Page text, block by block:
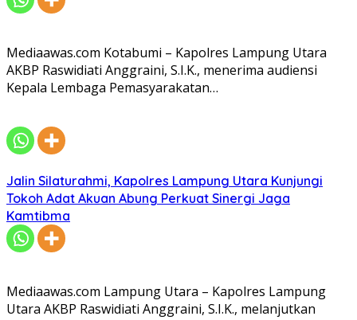
Mediaawas.com Kotabumi – Kapolres Lampung Utara
AKBP Raswidiati Anggraini, S.I.K., menerima audiensi
Kepala Lembaga Pemasyarakatan…
Jalin Silaturahmi, Kapolres Lampung Utara Kunjungi
Tokoh Adat Akuan Abung Perkuat Sinergi Jaga
Kamtibma
Mediaawas.com Lampung Utara – Kapolres Lampung
Utara AKBP Raswidiati Anggraini, S.I.K., melanjutkan